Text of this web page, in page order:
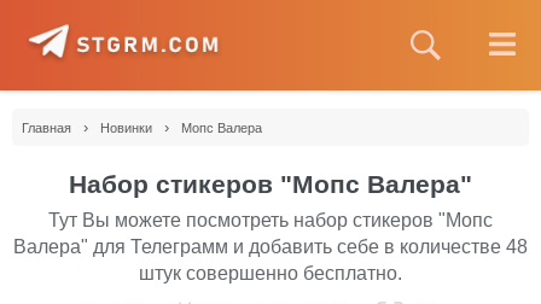
Главная › Новинки › Мопс Валера
Набор стикеров "Мопс Валера"
Тут Вы можете посмотреть набор стикеров "Мопс
Валера" для Телеграмм и добавить себе в количестве 48
штук совершенно бесплатно.